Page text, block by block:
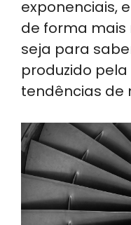
exponenciais,
de forma
seja para
produzido
tendências de